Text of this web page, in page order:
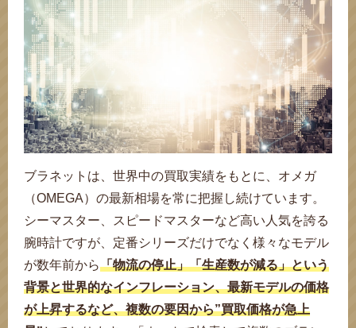
ブラネットは、世界中の買取実績をもとに、オメガ
（OMEGA）の最新相場を常に把握し続けています。
シーマスター、スピードマスターなど高い人気を誇る
腕時計ですが、定番シリーズだけでなく様々なモデル
が数年前から「物流の停止」「生産数が減る」という
背景と世界的なインフレーション、最新モデルの価格
が上昇するなど、複数の要因から”買取価格が急上